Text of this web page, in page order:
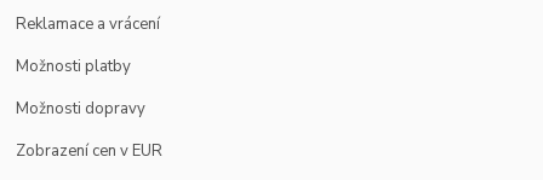
Reklamace a vrácení
Možnosti platby
Možnosti dopravy
Zobrazení cen v EUR